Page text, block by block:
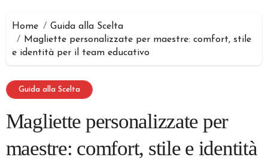
Home
Guida alla Scelta
Magliette personalizzate per maestre: comfort, stile
e identità per il team educativo
Guida alla Scelta
Magliette personalizzate per
maestre: comfort, stile e identità